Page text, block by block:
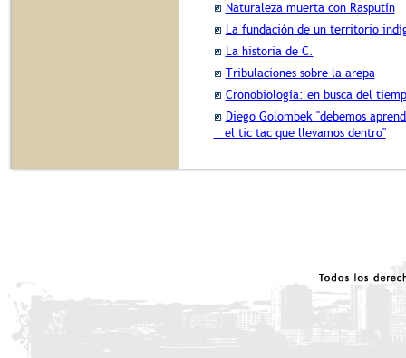
Naturaleza muerta con Rasputín
La fundación de un territorio
La historia de C.
Tribulaciones sobre la arepa
Cronobiología: en busca del
Diego Golombek "debemos
el tic tac que llevamos dentro"